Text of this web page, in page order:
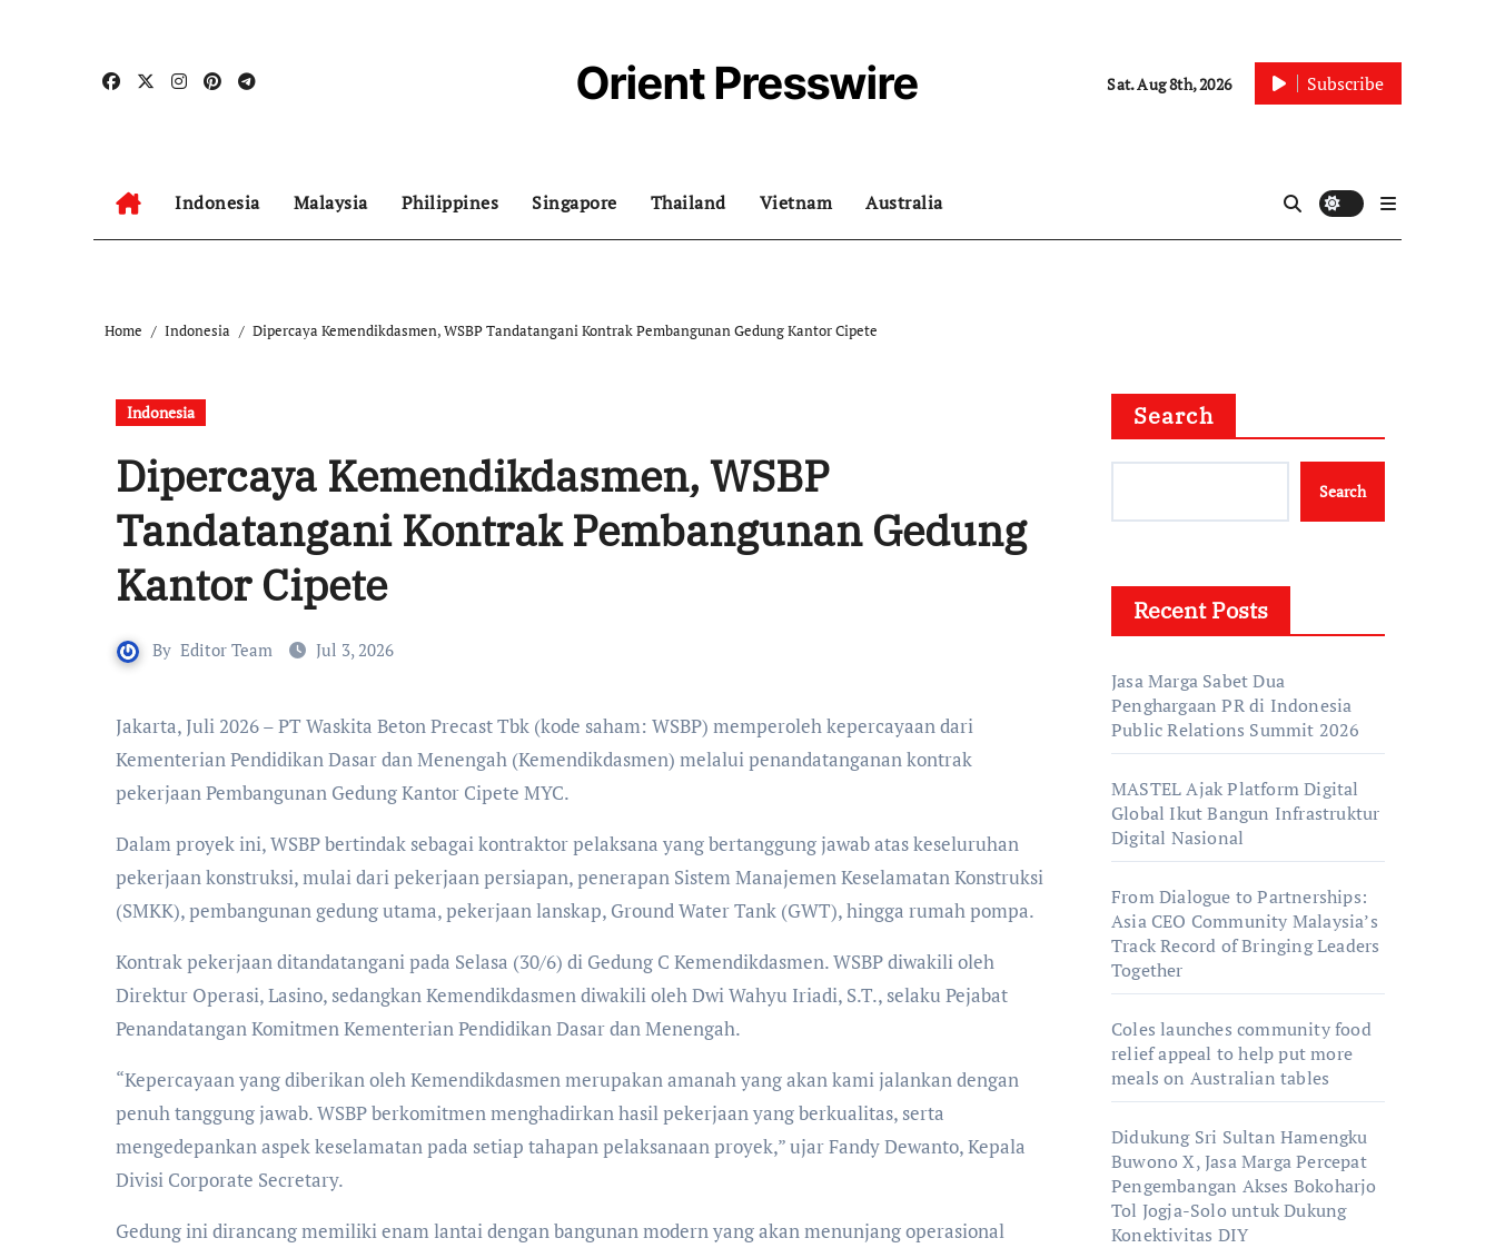
Orient Presswire Sat. Aug 8th, 2026 Subscribe
Indonesia Malaysia Philippines Singapore Thailand Vietnam Australia
Home Indonesia Dipercaya Kemendikdasmen, WSBP Tandatangani Kontrak Pembangunan Gedung Kantor Cipete
Indonesia
Dipercaya Kemendikdasmen, WSBP
Tandatangani Kontrak Pembangunan Gedung
Kantor Cipete
By Editor Team Jul 3, 2026
Jakarta, Juli 2026 – PT Waskita Beton Precast Tbk (kode saham: WSBP) memperoleh kepercayaan dari
Kementerian Pendidikan Dasar dan Menengah (Kemendikdasmen) melalui penandatanganan kontrak
pekerjaan Pembangunan Gedung Kantor Cipete MYC.
Dalam proyek ini, WSBP bertindak sebagai kontraktor pelaksana yang bertanggung jawab atas keseluruhan
pekerjaan konstruksi, mulai dari pekerjaan persiapan, penerapan Sistem Manajemen Keselamatan Konstruksi
(SMKK), pembangunan gedung utama, pekerjaan lanskap, Ground Water Tank (GWT), hingga rumah pompa.
Kontrak pekerjaan ditandatangani pada Selasa (30/6) di Gedung C Kemendikdasmen. WSBP diwakili oleh
Direktur Operasi, Lasino, sedangkan Kemendikdasmen diwakili oleh Dwi Wahyu Iriadi, S.T., selaku Pejabat
Penandatangan Komitmen Kementerian Pendidikan Dasar dan Menengah.
“Kepercayaan yang diberikan oleh Kemendikdasmen merupakan amanah yang akan kami jalankan dengan
penuh tanggung jawab. WSBP berkomitmen menghadirkan hasil pekerjaan yang berkualitas, serta
mengedepankan aspek keselamatan pada setiap tahapan pelaksanaan proyek,” ujar Fandy Dewanto, Kepala
Divisi Corporate Secretary.
Gedung ini dirancang memiliki enam lantai dengan bangunan modern yang akan menunjang operasional
Search
Search
Recent Posts
Jasa Marga Sabet Dua
Penghargaan PR di Indonesia
Public Relations Summit 2026
MASTEL Ajak Platform Digital
Global Ikut Bangun Infrastruktur
Digital Nasional
From Dialogue to Partnerships:
Asia CEO Community Malaysia’s
Track Record of Bringing Leaders
Together
Coles launches community food
relief appeal to help put more
meals on Australian tables
Didukung Sri Sultan Hamengku
Buwono X, Jasa Marga Percepat
Pengembangan Akses Bokoharjo
Tol Jogja-Solo untuk Dukung
Konektivitas DIY